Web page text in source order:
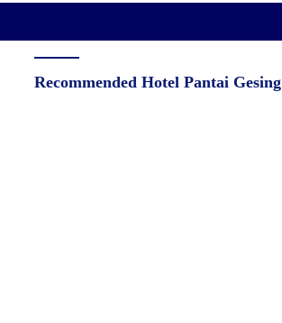
Recommended Hotel Pantai Gesing